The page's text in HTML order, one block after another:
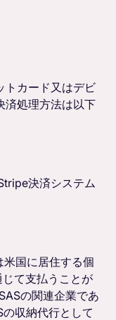
トカード又はデビ
済処理方法は以下
決済システム
国に居住する個
て支払うことが
の関連企業であ
収納代行として